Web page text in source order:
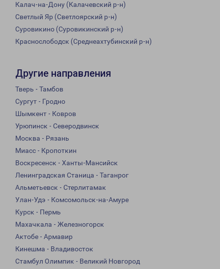
Калач-на-Дону (Калачевский р-н)
Светлый Яр (Светлоярский р-н)
Суровикино (Суровикинский р-н)
Краснослободск (Среднеахтубинский р-н)
Другие направления
Тверь - Тамбов
Сургут - Гродно
Шымкент - Ковров
Урюпинск - Северодвинск
Москва - Рязань
Миасс - Кропоткин
Воскресенск - Ханты-Мансийск
Ленинградская Станица - Таганрог
Альметьевск - Стерлитамак
Улан-Удэ - Комсомольск-на-Амуре
Курск - Пермь
Махачкала - Железногорск
Актобе - Армавир
Кинешма - Владивосток
Стамбул Олимпик - Великий Новгород